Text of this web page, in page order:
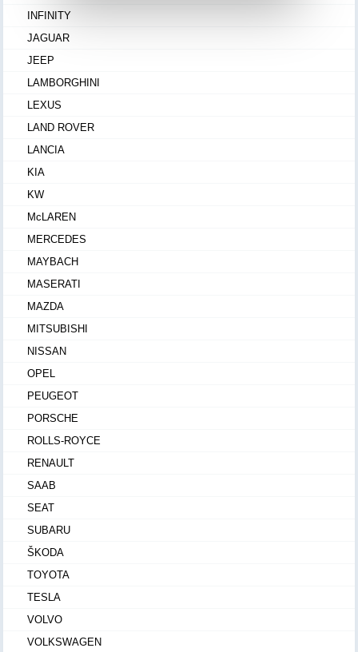
INFINITY
JAGUAR
JEEP
LAMBORGHINI
LEXUS
LAND ROVER
LANCIA
KIA
KW
McLAREN
MERCEDES
MAYBACH
MASERATI
MAZDA
MITSUBISHI
NISSAN
OPEL
PEUGEOT
PORSCHE
ROLLS-ROYCE
RENAULT
SAAB
SEAT
SUBARU
ŠKODA
TOYOTA
TESLA
VOLVO
VOLKSWAGEN